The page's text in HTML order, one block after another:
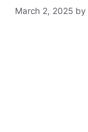
March 2, 2025 by